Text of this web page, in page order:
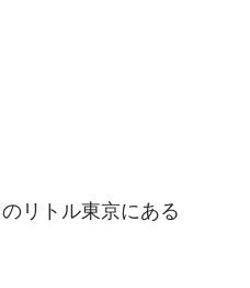
リトル東京にある